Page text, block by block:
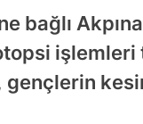
bağlı